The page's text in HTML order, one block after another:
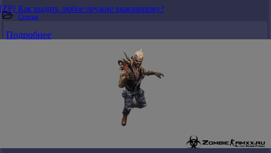
[ZP] Как выдать любое оружие выжившему?
Статьи
Подробнее